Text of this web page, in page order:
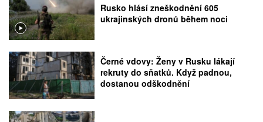
Rusko hlásí zneškodnění 605
ukrajinských dronů během noci
Černé vdovy: Ženy v Rusku lákají
rekruty do sňatků. Když padnou,
dostanou odškodnění